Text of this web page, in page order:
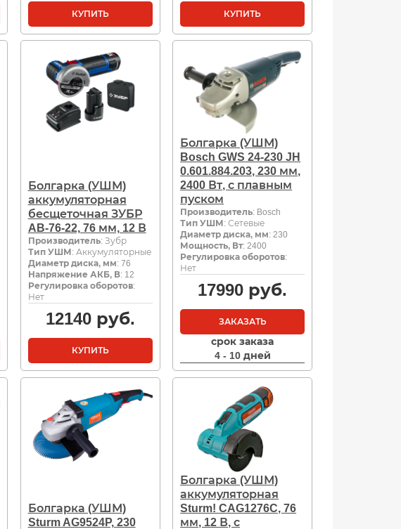
КУПИТЬ КУПИТЬ
Болгарка (УШМ)
аккумуляторная
бесщеточная ЗУБР
AB-76-22, 76 мм, 12 В
Производитель: Зубр
Тип УШМ : Аккумуляторные
Диаметр диска, мм: 76
Напряжение АКБ, В: 12
Регулировка оборотов:
Нет
12140руб.
КУПИТЬ
Болгарка (УШМ)
Bosch GWS 24-230 JH
0.601.884.203, 230 мм,
2400 Вт, с плавным
пуском
Производитель: Bosch
Тип УШМ : Сетевые
Диаметр диска, мм: 230
Мощность, Вт: 2400
Регулировка оборотов:
Нет
17990 руб.
ЗАКАЗАТЬ
срок заказа
4 - 10 дней
Болгарка (УШМ)
Sturm AG9524P, 230
Болгарка (УШМ)
аккумуляторная
Sturm! CAG1276C, 76
мм, 12 В, с